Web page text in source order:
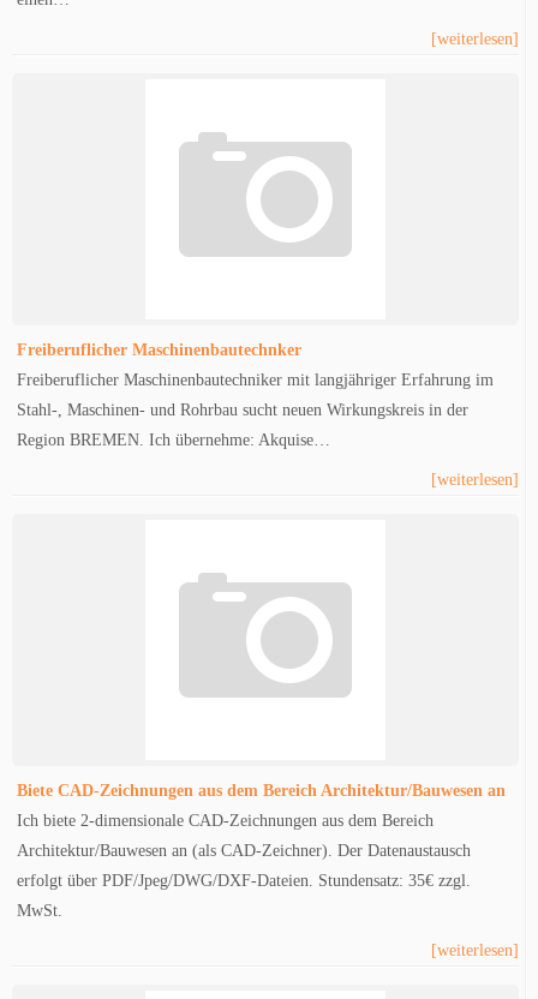
[weiterlesen]
Freiberuflicher Maschinenbautechnker
Freiberuflicher Maschinenbautechniker mit langjähriger Erfahrung im
Stahl-, Maschinen- und Rohrbau sucht neuen Wirkungskreis in der
Region BREMEN. Ich übernehme: Akquise…
[weiterlesen]
Biete CAD-Zeichnungen aus dem Bereich Architektur/Bauwesen an
Ich biete 2-dimensionale CAD-Zeichnungen aus dem Bereich
Architektur/Bauwesen an (als CAD-Zeichner). Der Datenaustausch
erfolgt über PDF/Jpeg/DWG/DXF-Dateien. Stundensatz: 35€ zzgl.
MwSt.
[weiterlesen]